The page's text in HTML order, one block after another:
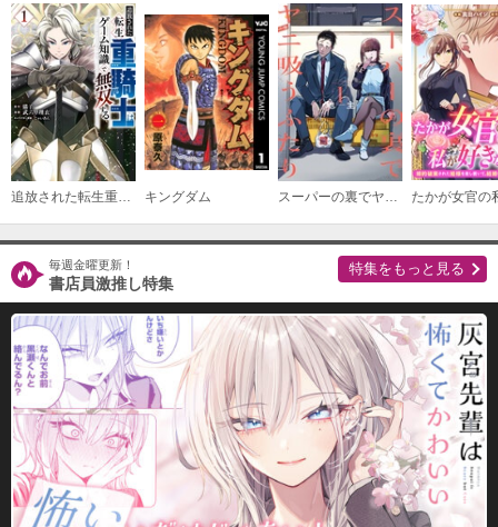
購入する
（１８）
必要ポイント： 690
購入する
必要ポイント： 690
購入する
キングダム
毎週金曜更新！
書店員激推し特集
特集をもっと見る